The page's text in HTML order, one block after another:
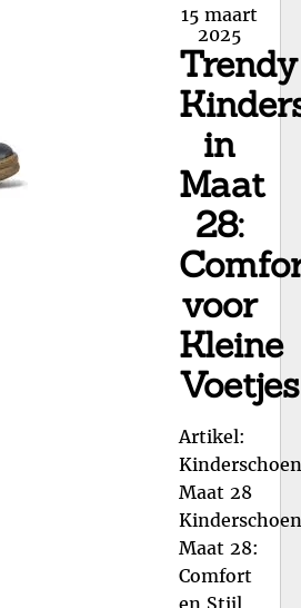
Posted
on
15 maart
2025
Trendy
in
Maat
28:
voor
Kleine
Voetjes
Artikel:
Maat 28
Maat 28:
Comfort
en Stijl